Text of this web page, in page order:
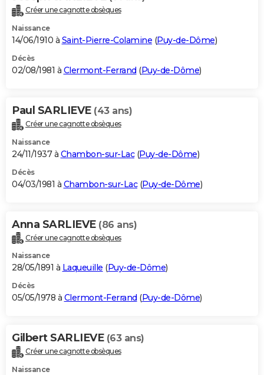
Créer une cagnotte obsèques
Naissance
14/06/1910 à Saint-Pierre-Colamine (Puy-de-Dôme)
Décès
02/08/1981 à Clermont-Ferrand (Puy-de-Dôme)
Paul SARLIEVE (43 ans)
Créer une cagnotte obsèques
Naissance
24/11/1937 à Chambon-sur-Lac(Puy-de-Dôme)
Décès
04/03/1981 à Chambon-sur-Lac(Puy-de-Dôme)
Anna SARLIEVE (86 ans)
Créer une cagnotte obsèques
Naissance
28/05/1891 à Laqueuille (Puy-de-Dôme)
Décès
05/05/1978 à Clermont-Ferrand (Puy-de-Dôme)
Gilbert SARLIEVE (63 ans)
Créer une cagnotte obsèques
Naissance